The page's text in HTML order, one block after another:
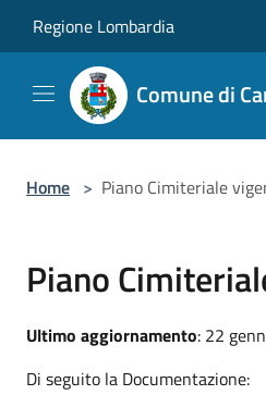
Regione Lombardia
Comune di
Home > Piano Cimiteriale
Piano
Ultimo aggiornamento: 22
Di seguito la Documentazione: